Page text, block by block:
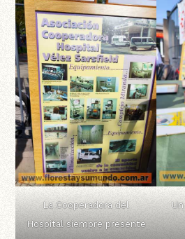
La Cooperadora del
Hospital siempre presente